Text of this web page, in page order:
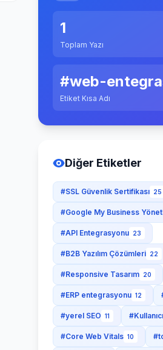
1
Toplam Yazı
#web-
Etiket Kısa Adı
Diğer Etiketler
#SSL Güvenlik Sertifikası 25
#Google My Business
#API Entegrasyonu 23
#B2B Yazılım Çözümleri 22
#Responsive Tasarım 20
#ERP entegrasyonu 12
#yerel SEO 11
#Core Web Vitals 10